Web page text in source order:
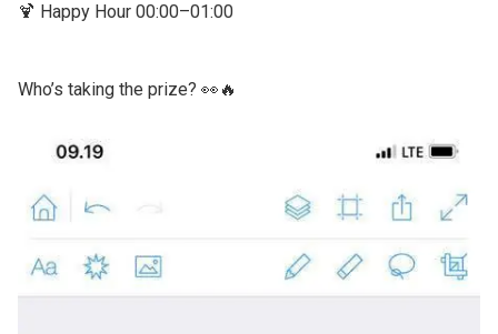
🍹 Happy Hour 00:00–01:00
Who’s taking the prize? 👀🔥